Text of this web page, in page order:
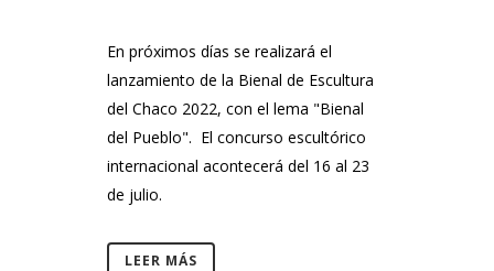
En próximos días se realizará el
lanzamiento de la Bienal de Escultura
del Chaco 2022, con el lema "Bienal
del Pueblo". El concurso escultórico
internacional acontecerá del 16 al 23
de julio.
LEER MÁS